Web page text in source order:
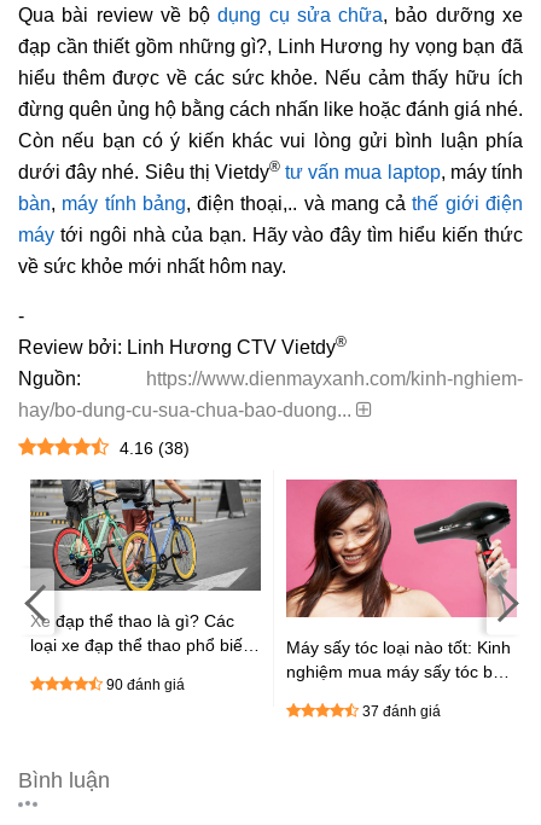
Qua bài review về bộdụng cụ sửa chữa, bảo dưỡng xe
đạp cần thiết gồm những gì?, Linh Hương hy vọng bạn đã
hiểu thêm được về các sức khỏe. Nếu cảm thấy hữu ích
đừng quên ủng hộ bằng cách nhấn like hoặc đánh giá nhé.
Còn nếu bạn có ý kiến khác vui lòng gửi bình luận phía
dưới đây nhé. Siêu thị Vietdy® tư vấn mua laptop, máy tính
bàn, máy tính bảng, điện thoại,.. và mang cảthế giới điện
máy tới ngôi nhà của bạn. Hãy vào đây tìm hiểu kiến thức
về sức khỏe mới nhất hôm nay.
-
Review bởi: Linh Hương CTV Vietdy®
Nguồn:
https://www.dienmayxanh.com/kinh-nghiem-
hay/bo-dung-cu-sua-chua-bao-duong...
4.16 (38)
Xe đạp thể thao là gì? Các
loại xe đạp thể thao phổ biến
90 đánh giá
Máy sấy tóc loại nào tốt: Kinh
nghiệm mua máy sấy tóc bạn
37 đánh giá
Bình luận